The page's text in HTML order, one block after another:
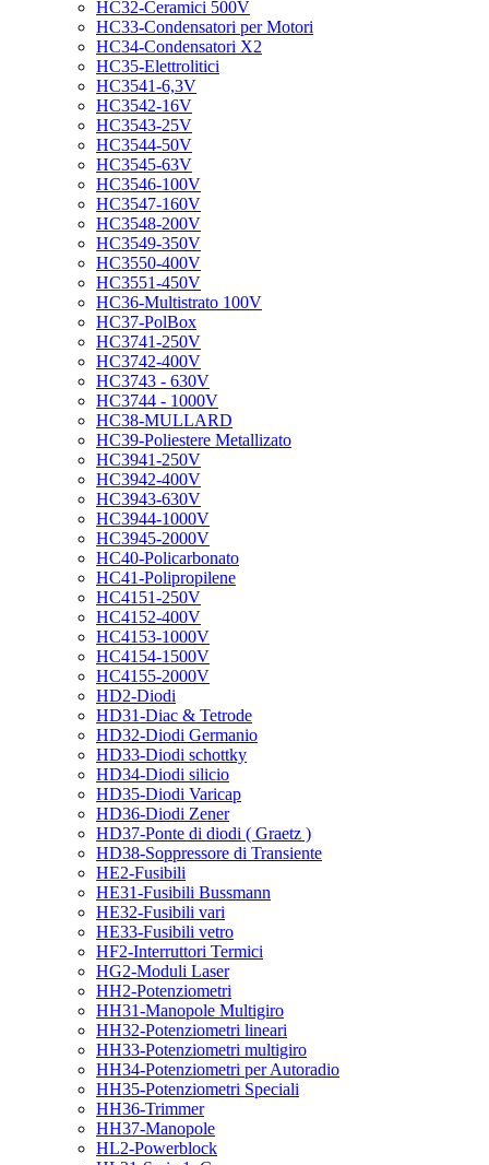
HC32-Ceramici 500V
HC33-Condensatori per Motori
HC34-Condensatori X2
HC35-Elettrolitici
HC3541-6,3V
HC3542-16V
HC3543-25V
HC3544-50V
HC3545-63V
HC3546-100V
HC3547-160V
HC3548-200V
HC3549-350V
HC3550-400V
HC3551-450V
HC36-Multistrato 100V
HC37-PolBox
HC3741-250V
HC3742-400V
HC3743 - 630V
HC3744 - 1000V
HC38-MULLARD
HC39-Poliestere Metallizato
HC3941-250V
HC3942-400V
HC3943-630V
HC3944-1000V
HC3945-2000V
HC40-Policarbonato
HC41-Polipropilene
HC4151-250V
HC4152-400V
HC4153-1000V
HC4154-1500V
HC4155-2000V
HD2-Diodi
HD31-Diac & Tetrode
HD32-Diodi Germanio
HD33-Diodi schottky
HD34-Diodi silicio
HD35-Diodi Varicap
HD36-Diodi Zener
HD37-Ponte di diodi ( Graetz )
HD38-Soppressore di Transiente
HE2-Fusibili
HE31-Fusibili Bussmann
HE32-Fusibili vari
HE33-Fusibili vetro
HF2-Interruttori Termici
HG2-Moduli Laser
HH2-Potenziometri
HH31-Manopole Multigiro
HH32-Potenziometri lineari
HH33-Potenziometri multigiro
HH34-Potenziometri per Autoradio
HH35-Potenziometri Speciali
HH36-Trimmer
HH37-Manopole
HL2-Powerblock